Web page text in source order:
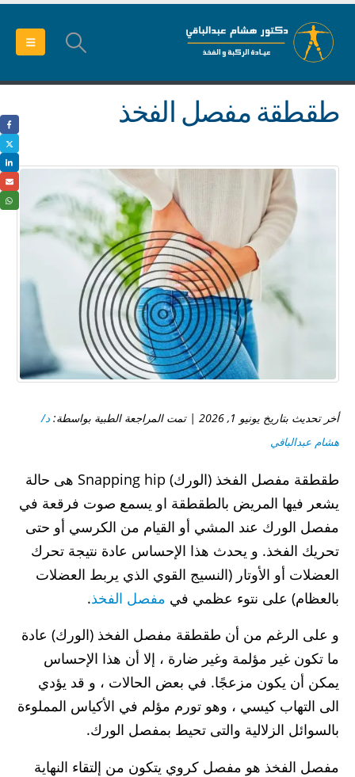
طقطقة مفصل الفخذ
أخر تحديث بتاريخ يونيو 1, 2026 | تمت المراجعة الطبية بواسطة:
د/
هشام عبدالباقي
طقطقة مفصل الفخذ (الورك) Snapping hip هى حالة
يشعر فيها المريض بالطقطقة او يسمع صوت فرقعة في
مفصل الورك عند المشي أو القيام من الكرسي أو حتى
تحريك الفخذ. و يحدث هذا الإحساس عادة نتيجة تحرك
العضلات أو الأوتار (النسيج القوي الذي يربط العضلات
بالعظام) على نتوء عظمي في مفصل الفخذ.
و على الرغم من أن طقطقة مفصل الفخذ (الورك) عادة
ما تكون غير مؤلمة وغير ضارة ، إلا أن هذا الإحساس
يمكن أن يكون مزعجًا. في بعض الحالات ، و قد يؤدي
الى التهاب كيسي ، وهو تورم مؤلم في الأكياس المملوءة
بالسوائل الزلالية والتى تحيط بمفصل الورك.
مفصل الفخذ هو مفصل كروي يتكون من إلتقاء النهاية